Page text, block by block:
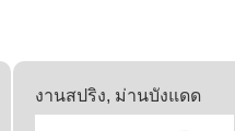
งานสปริง, ม่านบังแดด